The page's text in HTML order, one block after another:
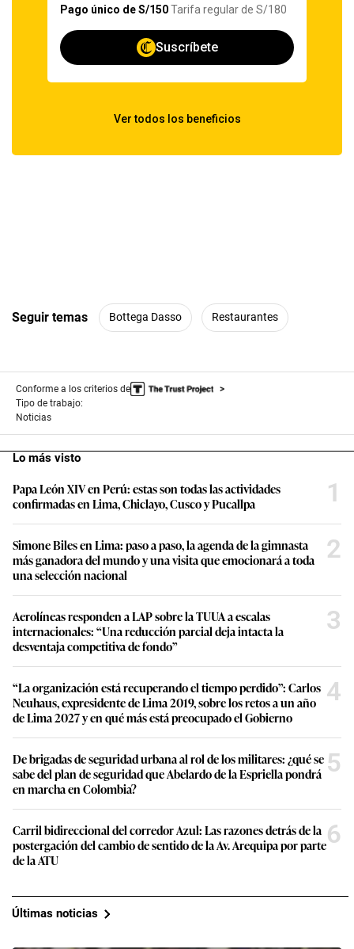
Seguir temas Bottega Dasso Restaurantes
Conforme a los criterios de
Tipo de trabajo:
Noticias
Lo más visto
Papa León XIV en Perú: estas son todas las actividades
confirmadas en Lima, Chiclayo, Cusco y Pucallpa
1
Simone Biles en Lima: paso a paso, la agenda de la gimnasta
más ganadora del mundo y una visita que emocionará a toda
una selección nacional
2
Aerolíneas responden a LAP sobre la TUUA a escalas
internacionales: “Una reducción parcial deja intacta la
desventaja competitiva de fondo”
3
“La organización está recuperando el tiempo perdido”: Carlos
Neuhaus, expresidente de Lima 2019, sobre los retos a un año
de Lima 2027 y en qué más está preocupado el Gobierno
4
De brigadas de seguridad urbana al rol de los militares: ¿qué se
sabe del plan de seguridad que Abelardo de la Espriella pondrá
en marcha en Colombia?
5
Carril bidireccional del corredor Azul: Las razones detrás de la
postergación del cambio de sentido de la Av. Arequipa por parte
de la ATU
6
Últimas noticias